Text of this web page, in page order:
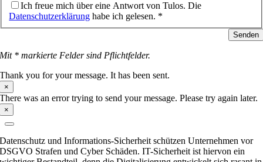
Ich freue mich über eine Antwort von Tulos. Die
Datenschutzerklärung habe ich gelesen. *
Senden
Mit * markierte Felder sind Pflichtfelder.
Thank you for your message. It has been sent.
×
There was an error trying to send your message. Please try again later.
×
Datenschutz und Informations-Sicherheit schützen Unternehmen vor
DSGVO Strafen und Cyber Schäden. IT-Sicherheit ist hiervon ein